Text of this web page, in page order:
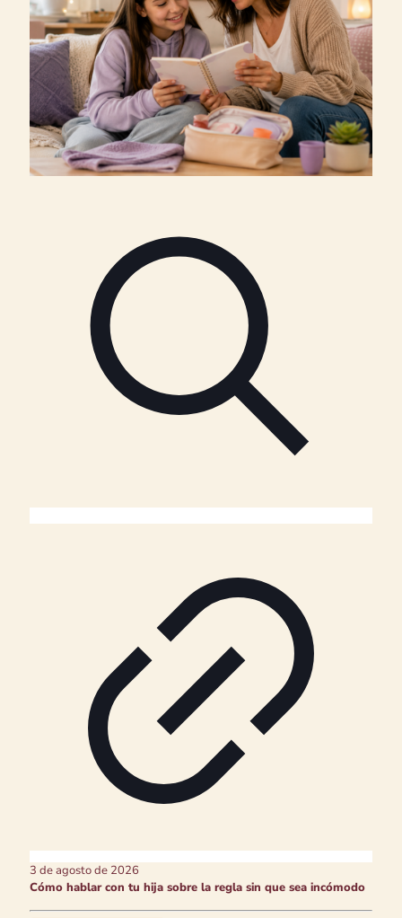
3 de agosto de 2026
Cómo hablar con tu hija sobre la regla sin que sea incómodo